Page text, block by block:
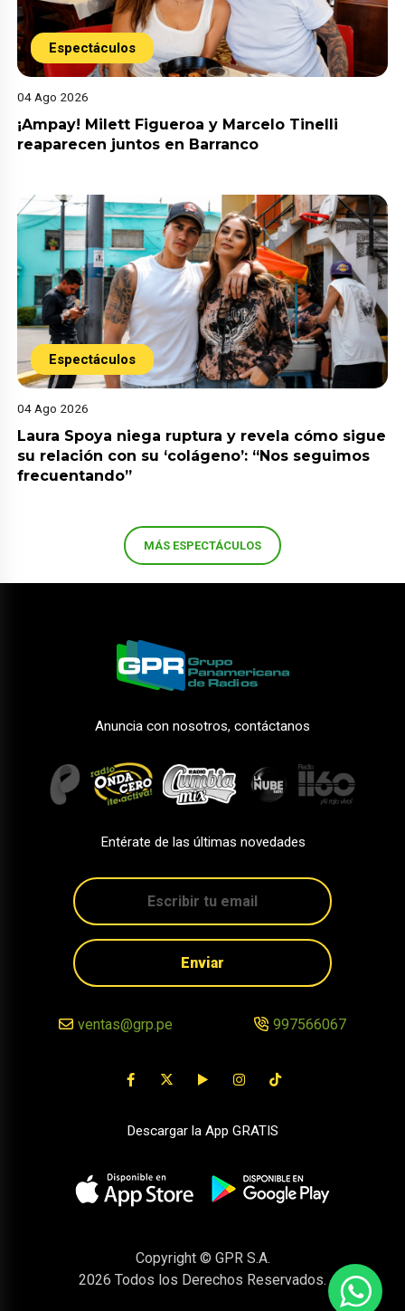
Espectáculos
04 Ago 2026
¡Ampay! Milett Figueroa y Marcelo Tinelli
reaparecen juntos en Barranco
Espectáculos
04 Ago 2026
Laura Spoya niega ruptura y revela cómo sigue
su relación con su ‘colágeno’: “Nos seguimos
frecuentando”
MÁS ESPECTÁCULOS
Anuncia con nosotros, contáctanos
Entérate de las últimas novedades
Enviar
ventas@grp.pe 997566067
Descargar la App GRATIS
Copyright © GPR S.A.
2026 Todos los Derechos Reservados.